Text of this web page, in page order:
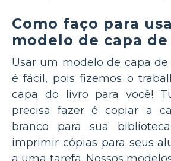
Como faço para
modelo de capa
Usar um modelo de capa
é fácil, pois fizemos o
capa do livro para você!
precisa fazer é copiar a
branco para sua
imprimir cópias para seus